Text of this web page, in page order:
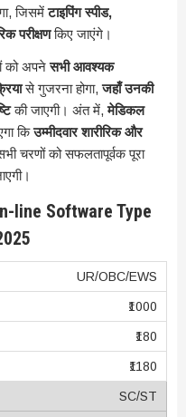
जिसमेंटाइपिंग स्पीड,
परीक्षणकिए जाएंगे।
को अपनेसभी आवश्यक
से गुजरना होगा,जहाँ उनकी
की जाएगी। अंत में,मेडिकल
किउम्मीदवार शारीरिक और
चरणों को सफलतापूर्वक पूरा
line Software Type
UR/OBC/EWS
₹1000
₹180
₹1180
SC/ST